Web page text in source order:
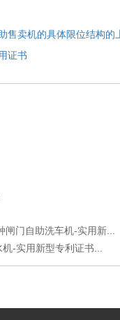
售卖机的具体限位结构的
证书
门自助洗车机-实用新...
-实用新型专利证书...